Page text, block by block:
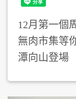
12月第一個
無肉市集等
潭向山登